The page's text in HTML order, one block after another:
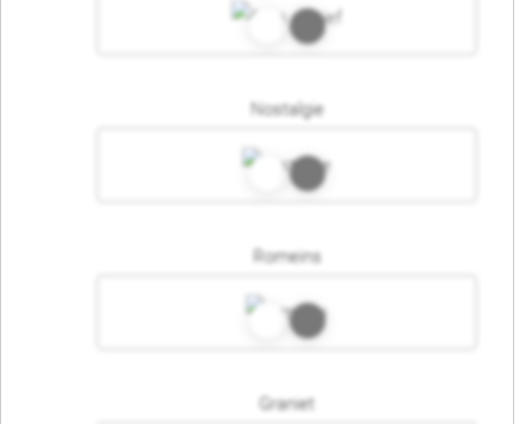
Nostalgie
Romeins
Graniet